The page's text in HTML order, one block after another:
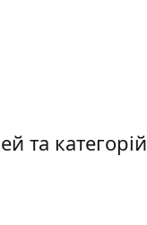
та категорій